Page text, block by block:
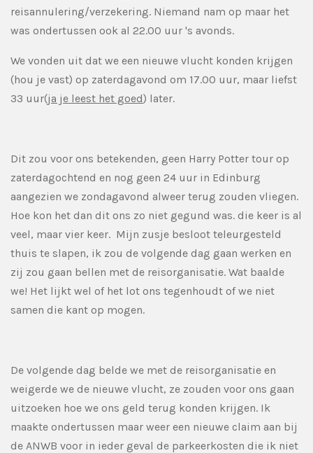
reisannulering/verzekering. Niemand nam op maar het
was ondertussen ook al 22.00 uur 's avonds.
We vonden uit dat we een nieuwe vlucht konden krijgen
(hou je vast) op zaterdagavond om 17.00 uur, maar liefst
33 uur(ja je leest het goed) later.
Dit zou voor ons betekenden, geen Harry Potter tour op
zaterdagochtend en nog geen 24 uur in Edinburg
aangezien we zondagavond alweer terug zouden vliegen.
Hoe kon het dan dit ons zo niet gegund was. die keer is al
veel, maar vier keer. Mijn zusje besloot teleurgesteld
thuis te slapen, ik zou de volgende dag gaan werken en
zij zou gaan bellen met de reisorganisatie. Wat baalde
we! Het lijkt wel of het lot ons tegenhoudt of we niet
samen die kant op mogen.
De volgende dag belde we met de reisorganisatie en
weigerde we de nieuwe vlucht, ze zouden voor ons gaan
uitzoeken hoe we ons geld terug konden krijgen. Ik
maakte ondertussen maar weer een nieuwe claim aan bij
de ANWB voor in ieder geval de parkeerkosten die ik niet